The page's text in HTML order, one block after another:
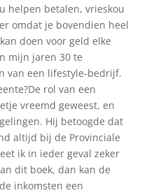
helpen betalen, vrieskou
omdat je bovendien heel
doen voor geld elke
mijn jaren 30 te
van een lifestyle-bedrijf.
rol van een
vreemd geweest, en
Hij betoogde dat
altijd bij de Provinciale
ik in ieder geval zeker
dit boek, dan kan de
inkomsten een